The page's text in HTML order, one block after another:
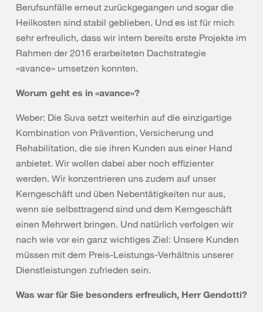
Berufsunfälle erneut zurückgegangen und sogar die
Heilkosten sind stabil geblieben. Und es ist für mich
sehr erfreulich, dass wir intern bereits erste Projekte im
Rahmen der 2016 erarbeiteten Dachstrategie
«avance» umsetzen konnten.
Worum geht es in «avance»?
Weber: Die Suva setzt weiterhin auf die einzigartige
Kombination von Prävention, Versicherung und
Rehabilitation, die sie ihren Kunden aus einer Hand
anbietet. Wir wollen dabei aber noch effizienter
werden. Wir konzentrieren uns zudem auf unser
Kerngeschäft und üben Nebentätigkeiten nur aus,
wenn sie selbsttragend sind und dem Kerngeschäft
einen Mehrwert bringen. Und natürlich verfolgen wir
nach wie vor ein ganz wichtiges Ziel: Unsere Kunden
müssen mit dem Preis-Leistungs-Verhältnis unserer
Dienstleistungen zufrieden sein.
Was war für Sie besonders erfreulich, Herr Gendotti?